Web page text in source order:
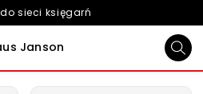
sieci księgarń
Janson